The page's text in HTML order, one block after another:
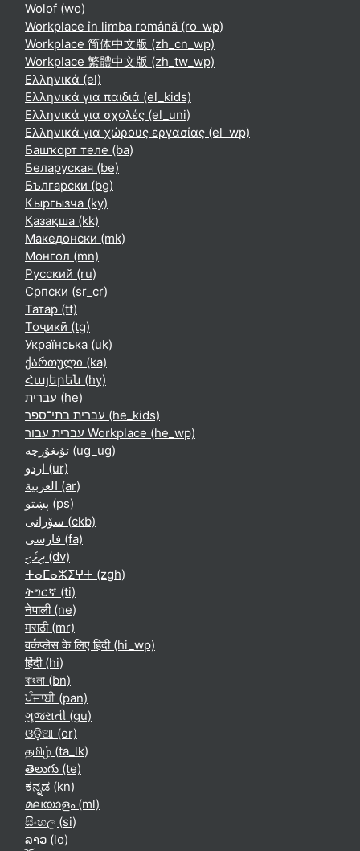
Wolof ‎(wo)‎
Workplace în limba română ‎(ro_wp)‎
Workplace 简体中文版 ‎(zh_cn_wp)‎
Workplace 繁體中文版 ‎(zh_tw_wp)‎
Ελληνικά ‎(el)‎
Ελληνικά για παιδιά ‎(el_kids)‎
Ελληνικά για σχολές ‎(el_uni)‎
Ελληνικά για χώρους εργασίας ‎(el_wp)‎
Башҡорт теле ‎(ba)‎
Беларуская ‎(be)‎
Български ‎(bg)‎
Кыргызча ‎(ky)‎
Қазақша ‎(kk)‎
Македонски ‎(mk)‎
Монгол ‎(mn)‎
Русский ‎(ru)‎
Српски ‎(sr_cr)‎
Татар ‎(tt)‎
Тоҷикӣ ‎(tg)‎
Українська ‎(uk)‎
ქართული ‎(ka)‎
Հայերեն ‎(hy)‎
עברית ‎(he)‎
עברית בתי־ספר ‎(he_kids)‎
עברית עבור Workplace ‎(he_wp)‎
ئۇيغۇرچە ‎(ug_ug)‎
اردو ‎(ur)‎
العربية ‎(ar)‎
پښتو ‎(ps)‎
سۆرانی ‎(ckb)‎
فارسی ‎(fa)‎
ދިވެހި ‎(dv)‎
ⵜⴰⵎⴰⵣⵉⵖⵜ ‎(zgh)‎
ትግርኛ ‎(ti)‎
नेपाली ‎(ne)‎
मराठी ‎(mr)‎
वर्कप्लेस के लिए हिंदी ‎(hi_wp)‎
हिंदी ‎(hi)‎
বাংলা ‎(bn)‎
ਪੰਜਾਬੀ ‎(pan)‎
ગુજરાતી ‎(gu)‎
ଓଡ଼ିଆ ‎(or)‎
தமிழ் ‎(ta_lk)‎
తెలుగు ‎(te)‎
ಕನ್ನಡ ‎(kn)‎
മലയാളം ‎(ml)‎
සිංහල ‎(si)‎
ລາວ ‎(lo)‎